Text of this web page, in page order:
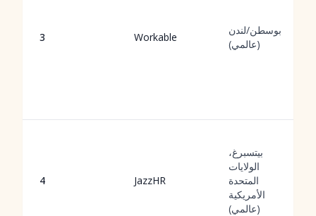
3 Workable
بوسطن/لندن
(عالمي)
4 JazzHR
بيتسبرغ،
الولايات
المتحدة
الأمريكية
(عالمي)